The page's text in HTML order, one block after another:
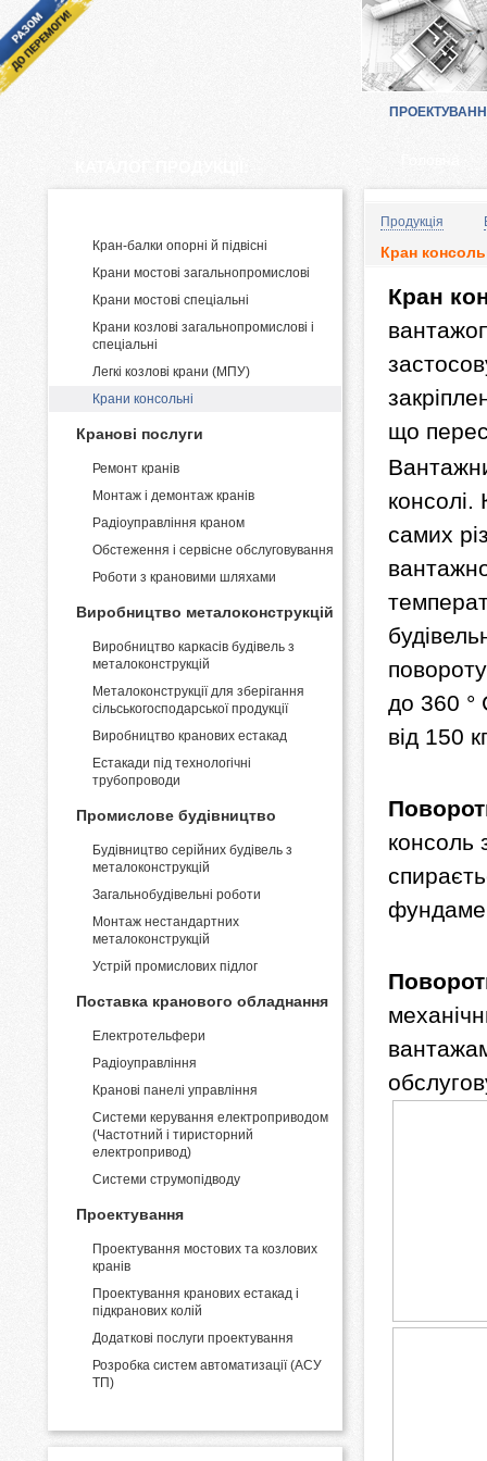
Кран-балки опорні й підвісні
Крани мостові загальнопромислові
Крани мостові спеціальні
Крани козлові загальнопромислові і
спеціальні
Легкі козлові крани (МПУ)
Крани консольні
Кранові послуги
Ремонт кранів
Монтаж і демонтаж кранів
Pадіоуправління краном
Обстеження і сервісне обслуговування
Роботи з крановими шляхами
Виробництво металоконструкцій
Виробництво каркасів будівель з
металоконструкцій
Металоконструкції для зберігання
сільськогосподарської продукції
Виробництво кранових естакад
Естакади під технологічні
трубопроводи
Промислове будівництво
Будівництво серійних будівель з
металоконструкцій
Загальнобудівельні роботи
Монтаж нестандартних
металоконструкцій
Устрій промислових підлог
Поставка кранового обладнання
Електротельфери
Радіоуправління
Кранові панелі управління
Системи керування електроприводом
(Частотний і тиристорний
електропривод)
Системи струмопідводу
Проектування
Проектування мостових та козлових
кранів
Проектування кранових естакад і
підкранових колій
Додаткові послуги проектування
Розробка систем автоматизації (АСУ
ТП)
Продукція
Кран
Кран
що
консолі.
самих
до 360 °
від 150
консоль